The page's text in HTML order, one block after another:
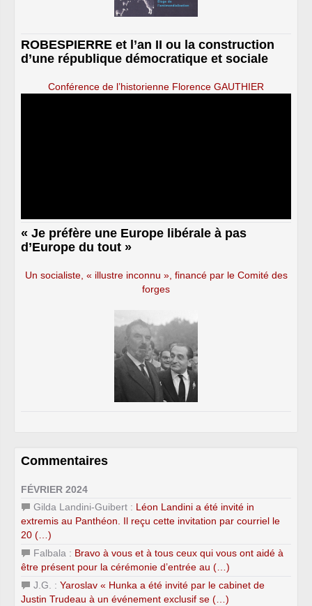
ROBESPIERRE et l’an II ou la construction
d’une république démocratique et sociale
Conférence de l’historienne Florence GAUTHIER
« Je préfère une Europe libérale à pas
d’Europe du tout »
Un socialiste, « illustre inconnu », financé par le Comité des
forges
Commentaires
FÉVRIER 2024
Gilda Landini-Guibert : Léon Landini a été invité in
extremis au Panthéon. Il reçu cette invitation par courriel le
20 (…)
Falbala : Bravo à vous et à tous ceux qui vous ont aidé à
être présent pour la cérémonie d’entrée au (…)
J.G. : Yaroslav « Hunka a été invité par le cabinet de
Justin Trudeau à un événement exclusif se (…)